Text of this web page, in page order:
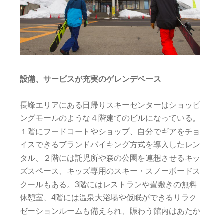
設備、サービスが充実のゲレンデベース
長峰エリアにある日帰りスキーセンターはショッピ
ングモールのような４階建てのビルになっている。
１階にフードコートやショップ、自分でギアをチョ
イスできるブランドバイキング方式を導入したレン
タル、２階には託児所や森の公園を連想させるキッ
ズスペース、キッズ専用のスキー・スノーボードス
クールもある。3階にはレストランや畳敷きの無料
休憩室、4階には温泉大浴場や仮眠ができるリラク
ゼーションルームも備えられ、賑わう館内はあたか